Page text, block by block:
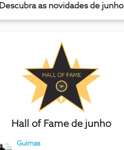
Descubra as novidades de junho
Hall of Fame de junho
Guimas